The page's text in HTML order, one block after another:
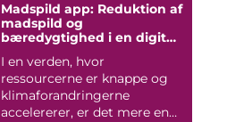
Madspild app: Reduktion af
madspild og
bæredygtighed i en digital
I en verden, hvor
ressourcerne er knappe og
klimaforandringerne
accelererer, er det mere end